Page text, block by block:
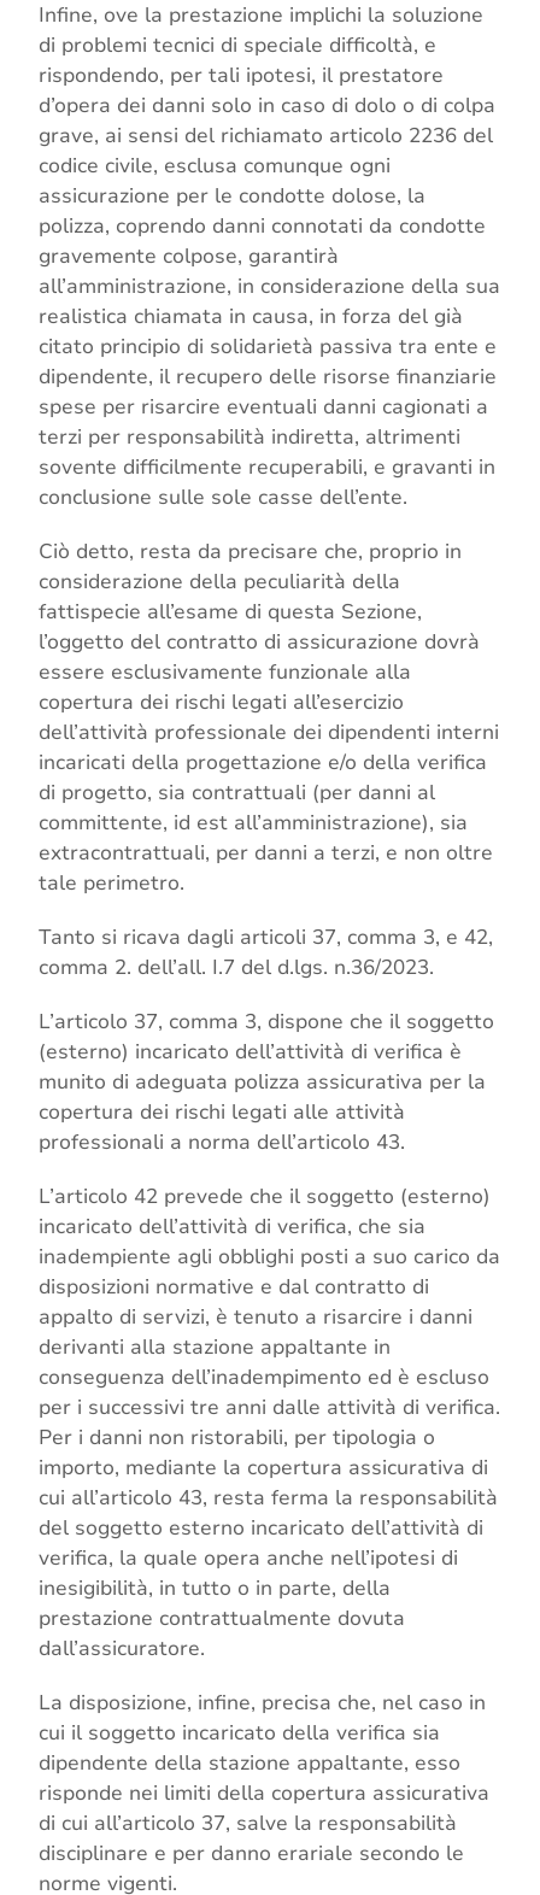
Infine, ove la prestazione implichi la soluzione
di problemi tecnici di speciale difficoltà, e
rispondendo, per tali ipotesi, il prestatore
d’opera dei danni solo in caso di dolo o di colpa
grave, ai sensi del richiamato articolo 2236 del
codice civile, esclusa comunque ogni
assicurazione per le condotte dolose, la
polizza, coprendo danni connotati da condotte
gravemente colpose, garantirà
all’amministrazione, in considerazione della sua
realistica chiamata in causa, in forza del già
citato principio di solidarietà passiva tra ente e
dipendente, il recupero delle risorse finanziarie
spese per risarcire eventuali danni cagionati a
terzi per responsabilità indiretta, altrimenti
sovente difficilmente recuperabili, e gravanti in
conclusione sulle sole casse dell’ente.
Ciò detto, resta da precisare che, proprio in
considerazione della peculiarità della
fattispecie all’esame di questa Sezione,
l’oggetto del contratto di assicurazione dovrà
essere esclusivamente funzionale alla
copertura dei rischi legati all’esercizio
dell’attività professionale dei dipendenti interni
incaricati della progettazione e/o della verifica
di progetto, sia contrattuali (per danni al
committente, id est all’amministrazione), sia
extracontrattuali, per danni a terzi, e non oltre
tale perimetro.
Tanto si ricava dagli articoli 37, comma 3, e 42,
comma 2. dell’all. I.7 del d.lgs. n.36/2023.
L’articolo 37, comma 3, dispone che il soggetto
(esterno) incaricato dell’attività di verifica è
munito di adeguata polizza assicurativa per la
copertura dei rischi legati alle attività
professionali a norma dell’articolo 43.
L’articolo 42 prevede che il soggetto (esterno)
incaricato dell’attività di verifica, che sia
inadempiente agli obblighi posti a suo carico da
disposizioni normative e dal contratto di
appalto di servizi, è tenuto a risarcire i danni
derivanti alla stazione appaltante in
conseguenza dell’inadempimento ed è escluso
per i successivi tre anni dalle attività di verifica.
Per i danni non ristorabili, per tipologia o
importo, mediante la copertura assicurativa di
cui all’articolo 43, resta ferma la responsabilità
del soggetto esterno incaricato dell’attività di
verifica, la quale opera anche nell’ipotesi di
inesigibilità, in tutto o in parte, della
prestazione contrattualmente dovuta
dall’assicuratore.
La disposizione, infine, precisa che, nel caso in
cui il soggetto incaricato della verifica sia
dipendente della stazione appaltante, esso
risponde nei limiti della copertura assicurativa
di cui all’articolo 37, salve la responsabilità
disciplinare e per danno erariale secondo le
norme vigenti.